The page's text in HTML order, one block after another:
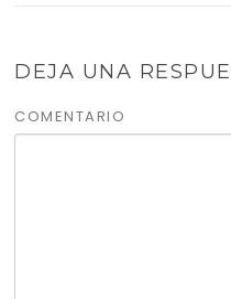
DEJA UNA
COMENTARIO